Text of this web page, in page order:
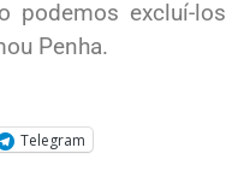
podemos excluí-los
Penha.
Telegram